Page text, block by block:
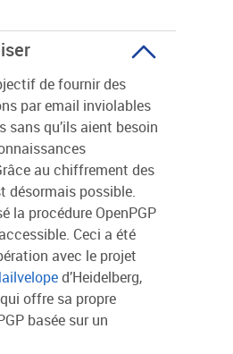
de fournir des
par email inviolables
sans qu’ils aient besoin
au chiffrement des
désormais possible.
la procédure OpenPGP
Ceci a été
avec le projet
d’Heidelberg,
offre sa propre
basée sur un